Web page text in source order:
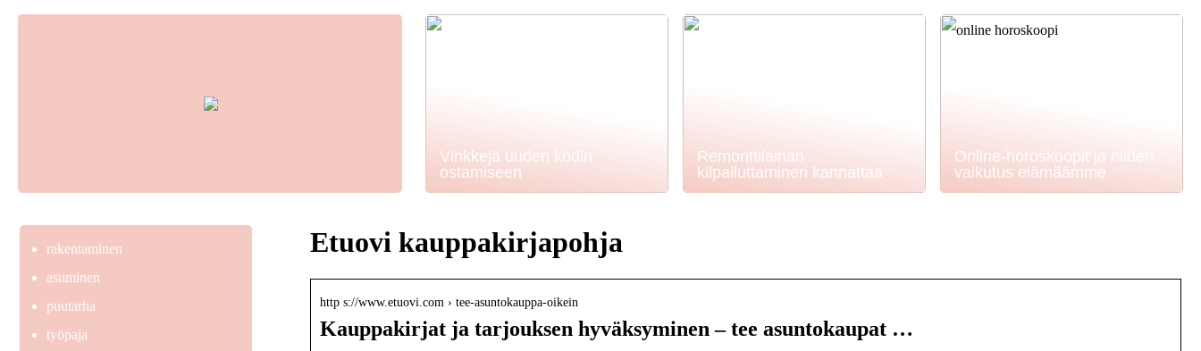
Vinkkejä uuden kodin
ostamiseen
Remonttilainan
kilpailuttaminen kannattaa
Online-horoskoopit ja niiden
vaikutus elämäämme
Etuovi kauppakirjapohja
http s://www.etuovi.com › tee-asuntokauppa-oikein
Kauppakirjat ja tarjouksen hyväksyminen – tee asuntokaupat …
rakentaminen
asuminen
puutarha
työpaja